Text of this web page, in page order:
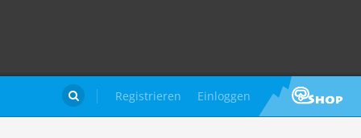
Registrieren Einloggen
